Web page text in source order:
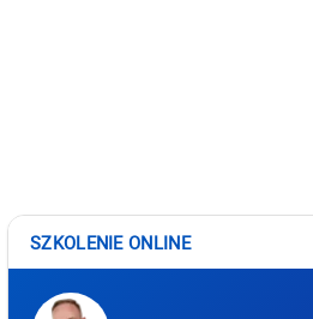
SZKOLENIE ONLINE